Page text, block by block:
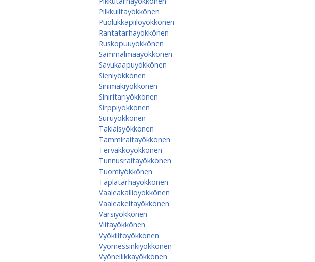
Pilkkuiltayökkönen
Puolukkapiiloyökkönen
Rantatarhayökkönen
Ruskopuuyökkönen
Sammalmaayökkönen
Savukaapuyökkönen
Sieniyökkönen
Sinimäkiyökkönen
Siniritariyökkönen
Sirppiyökkönen
Suruyökkönen
Takiaisyökkönen
Tammiraitayökkönen
Tervakkoyökkönen
Tunnusraitayökkönen
Tuomiyökkönen
Täplätarhayökkönen
Vaaleakallioyökkönen
Vaaleakeltayökkönen
Varsiyökkönen
Viitayökkönen
Vyökiiltoyökkönen
Vyömessinkiyökkönen
Vyöneilikkayökkönen